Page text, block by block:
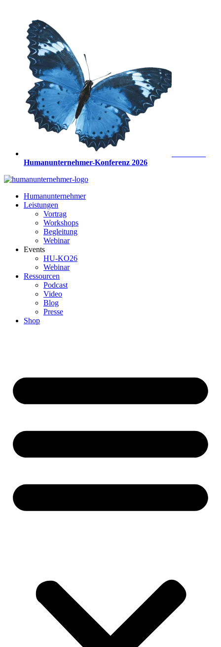
springen
Humanunternehmer-Konferenz 2026
Humanunternehmer
Leistungen
Vortrag
Workshops
Begleitung
Webinar
Events
HU-KO26
Webinar
Ressourcen
Podcast
Video
Blog
Presse
Shop